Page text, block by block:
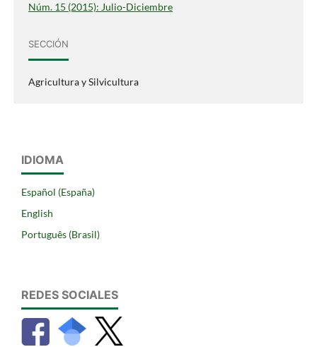
Núm. 15 (2015): Julio-Diciembre
SECCIÓN
Agricultura y Silvicultura
IDIOMA
Español (España)
English
Português (Brasil)
REDES SOCIALES